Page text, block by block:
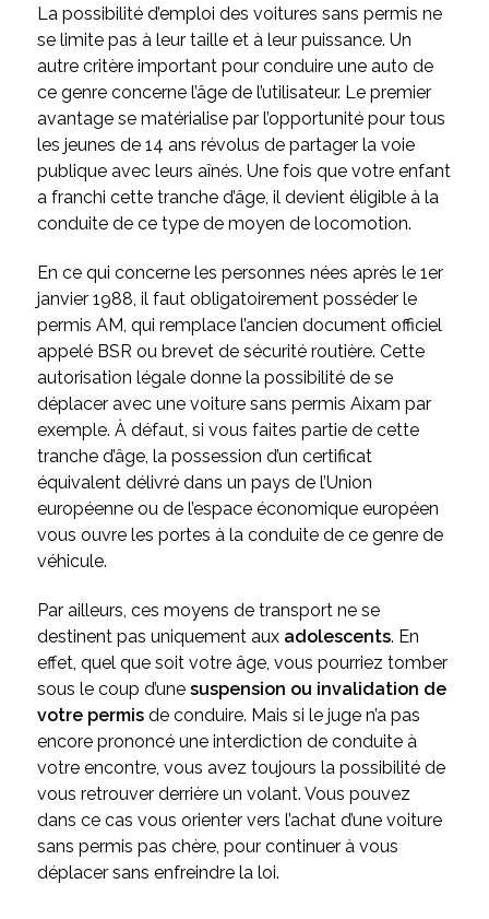
La possibilité d’emploi des voitures sans permis ne
se limite pas à leur taille et à leur puissance. Un
autre critère important pour conduire une auto de
ce genre concerne l’âge de l’utilisateur. Le premier
avantage se matérialise par l’opportunité pour tous
les jeunes de 14 ans révolus de partager la voie
publique avec leurs aînés. Une fois que votre enfant
a franchi cette tranche d’âge, il devient éligible à la
conduite de ce type de moyen de locomotion.
En ce qui concerne les personnes nées après le 1er
janvier 1988, il faut obligatoirement posséder le
permis AM, qui remplace l’ancien document officiel
appelé BSR ou brevet de sécurité routière. Cette
autorisation légale donne la possibilité de se
déplacer avec une voiture sans permis Aixam par
exemple. À défaut, si vous faites partie de cette
tranche d’âge, la possession d’un certificat
équivalent délivré dans un pays de l’Union
européenne ou de l’espace économique européen
vous ouvre les portes à la conduite de ce genre de
véhicule.
Par ailleurs, ces moyens de transport ne se
destinent pas uniquement aux adolescents. En
effet, quel que soit votre âge, vous pourriez tomber
sous le coup d’une suspension ou invalidation de
votre permisde conduire. Mais si le juge n’a pas
encore prononcé une interdiction de conduite à
votre encontre, vous avez toujours la possibilité de
vous retrouver derrière un volant. Vous pouvez
dans ce cas vous orienter vers l’achat d’une voiture
sans permis pas chère, pour continuer à vous
déplacer sans enfreindre la loi.